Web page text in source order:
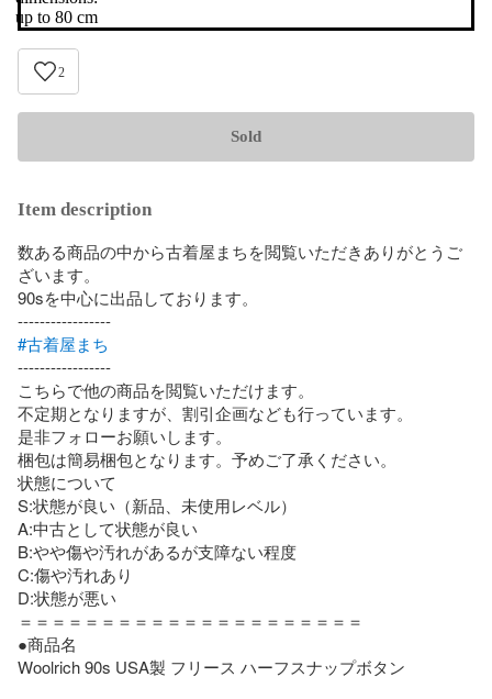
up to 80 cm
2
Sold
Item description
数ある商品の中から古着屋まちを閲覧いただきありがとうご
ざいます。
90sを中心に出品しております。
#古着屋まち
-----------------
こちらで他の商品を閲覧いただけます。
不定期となりますが、割引企画なども行っています。
是非フォローお願いします。
梱包は簡易梱包となります。予めご了承ください。
状態について
S:状態が良い（新品、未使用レベル）
A:中古として状態が良い
B:やや傷や汚れがあるが支障ない程度
C:傷や汚れあり
D:状態が悪い
＝＝＝＝＝＝＝＝＝＝＝＝＝＝＝＝＝＝＝＝＝
●商品名
Woolrich 90s USA製 フリース ハーフスナップボタン